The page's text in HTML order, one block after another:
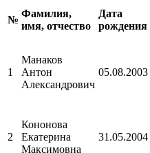
№
Фамилия,
имя, отчество
Дата
рождения
1
Манаков
Антон
Александрович
05.08.2003
2
Кононова
Екатерина
Максимовна
31.05.2004